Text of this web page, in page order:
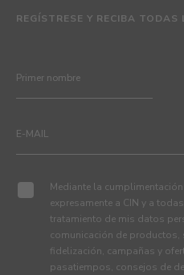
REGÍSTRESE Y RECIBA
Mediante la
expresamente a CIN y a
tratamiento de mis datos
comunicación de
fidelización, campañas y
pasatiempos, consejos de